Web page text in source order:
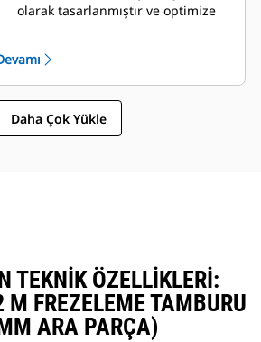
olarak tasarlanmıştır ve optimize
Hareket kanatları, kesici odasının
merkezinden konveyöre doğru
maksimum oranda malzemenin
çıkarılmasını sağlamak için
boyutlandırılmış ve test edilmiştir
Daha Çok Yükle
TEKNIK ÖZELLIKLERI:
FREZELEME TAMBURU
ARA PARÇA)